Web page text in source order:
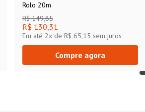
Rolo 20m
R$ 149,85
R$ 130,31
Em até 2x de R$ 65,15 sem juros
Compre agora